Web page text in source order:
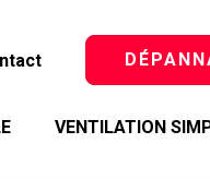
VENTILATION